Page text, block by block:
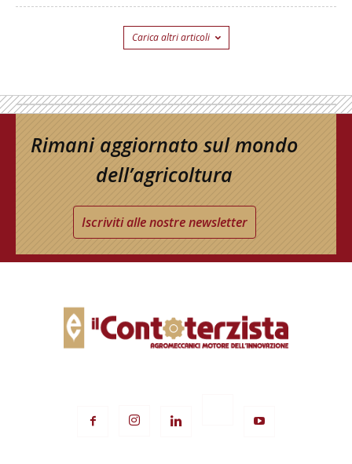
Carica altri articoli
Rimani aggiornato sul mondo
dell’agricoltura
Iscriviti alle nostre newsletter